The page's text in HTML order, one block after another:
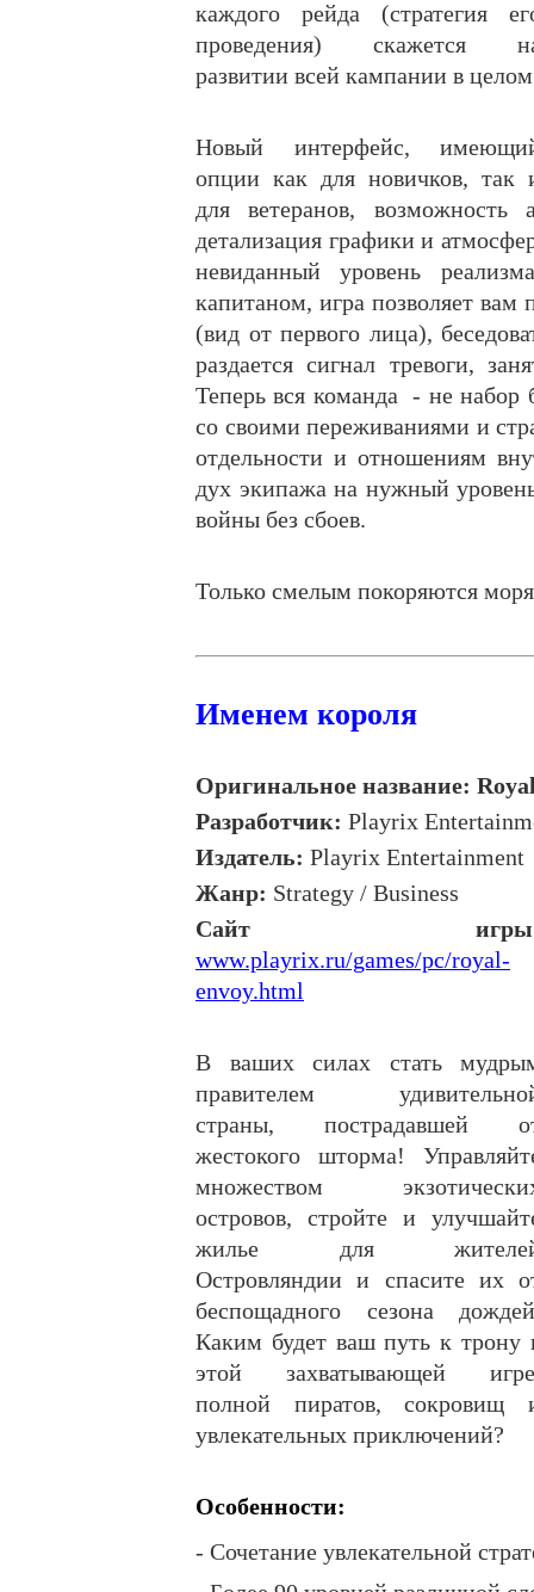
каждого рейда (стратегия
проведения) скажется
развитии всей кампании в
Новый интерфейс,
опции как для новичков, так
для ветеранов, возможность
детализация графики и
невиданный уровень
капитаном, игра позволяет вам
(вид от первого лица),
раздается сигнал тревоги,
Теперь вся команда
- не набор
со своими переживаниями и
отдельности и отношениям
дух экипажа на нужный
войны без сбоев.
Только смелым покоряются
Именем короля
Оригинальное название:
Разработчик: Playrix
Издатель: Playrix Entertainment
Жанр: Strategy / Business
Сайт
игры
www.playrix.ru/games/pc/royal-
envoy.html
В ваших силах стать
правителем
страны, пострадавшей
жестокого шторма!
множеством
островов, стройте и
жилье для
Островляндии и спасите их
беспощадного сезона
Каким будет ваш путь к трону
этой захватывающей
полной пиратов, сокровищ
увлекательных приключений?
Особенности:
- Сочетание увлекательной